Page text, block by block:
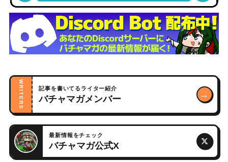
WRITERS 記事を書いてるライター紹介
バチャマガメンバー →
最新情報をチェック
バチャマガ公式X